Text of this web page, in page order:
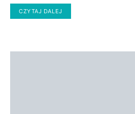
CZYTAJ DALEJ